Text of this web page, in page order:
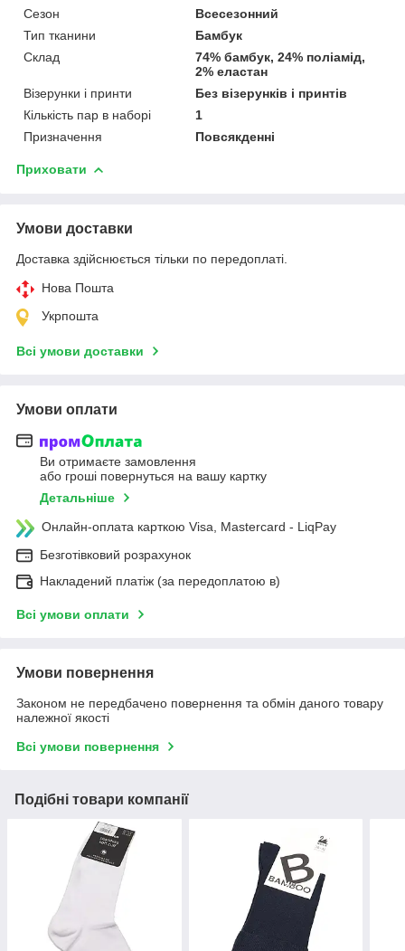
Сезон
Всесезонний
Тип тканини
Бамбук
Склад
74% бамбук, 24% поліамід,
2% еластан
Візерунки і принти
Без візерунків і принтів
Кількість пар в наборі
1
Призначення
Повсякденні
Приховати
Умови доставки
Доставка здійснюється тільки по передоплаті.
Нова Пошта
Укрпошта
Всі умови доставки
Умови оплати
Ви отримаєте замовлення
або гроші повернуться на вашу картку
Детальніше
Онлайн-оплата карткою Visa, Mastercard - LiqPay
Безготівковий розрахунок
Накладений платіж (за передоплатою в)
Всі умови оплати
Умови повернення
Законом не передбачено повернення та обмін даного товару
належної якості
Всі умови повернення
Подібні товари компанії